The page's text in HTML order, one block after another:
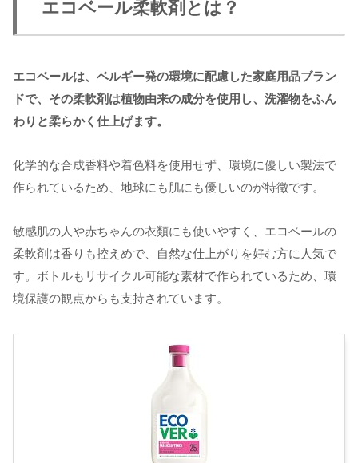
エコベール柔軟剤とは？
エコベールは、ベルギー発の環境に配慮した家庭用品ブラン
ドで、その柔軟剤は植物由来の成分を使用し、洗濯物をふん
わりと柔らかく仕上げます。
化学的な合成香料や着色料を使用せず、環境に優しい製法で
作られているため、地球にも肌にも優しいのが特徴です。
敏感肌の人や赤ちゃんの衣類にも使いやすく、エコベールの
柔軟剤は香りも控えめで、自然な仕上がりを好む方に人気で
す。ボトルもリサイクル可能な素材で作られているため、環
境保護の観点からも支持されています。